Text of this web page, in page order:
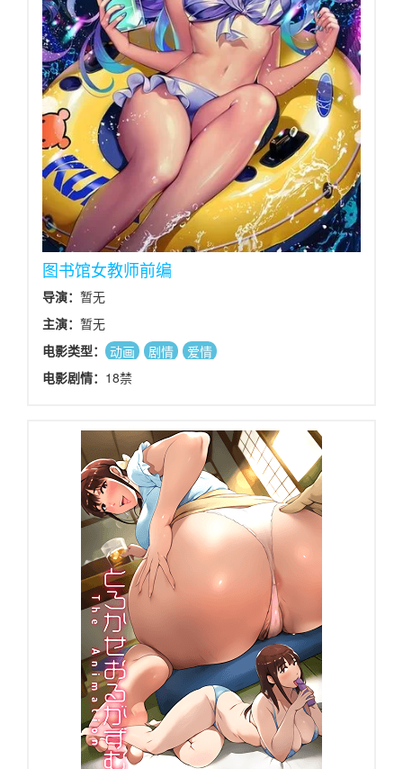
图书馆女教师前编
导演： 暂无
主演： 暂无
电影类型：
动画 剧情
爱情
电影剧情： 18禁